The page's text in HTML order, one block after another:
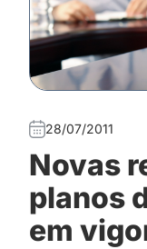
28/07/2011
Novas
planos
em